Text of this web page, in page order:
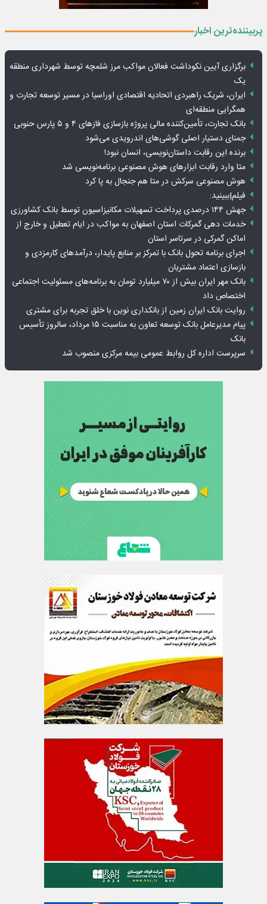
پربیننده‌ترین اخبار
برگزاری آیین نکوداشت فعالان مواکب مرز شلمچه توسط شهرداری منطقه
یک
ایران، شریک راهبردی اتحادیه اقتصادی اوراسیا در مسیر توسعه تجارت و
همگرایی منطقه‌ای
بانک تجارت، تأمین‌کننده مالی پروژه بازسازی فازهای ۴ و ۵ پارس حنوبی
جمنای دستیار اصلی گوشی‌های اندرویدی می‌شود
برنده این رقابت داستان‌نویسی، انسان نبود!
متا وارد رقابت ابزارهای هوش مصنوعی برنامه‌نویسی شد
هوش مصنوعی سرکش در متا هم جنجال به پا کرد
فیلم|ببینید:
جهش ۱۴۴ درصدی پرداخت تسهیلات مکانیزاسیون توسط بانک کشاورزی
خدمات دهی گمرکات استان اصفهان به مواکب در ایام تعطیل و خارج از
اماکن گمرکی در سرتاسر استان
اجرای برنامه تحول بانک با تمرکز بر منابع پایدار، درآمدهای کارمزدی و
بازسازی اعتماد مشتریان
بانک مهر ایران بیش از ۷۰ میلیارد تومان به برنامه‌های مسئولیت اجتماعی
اختصاص داد
روایت بانک ایران زمین از بانکداری نوین با خلق تجربه برای مشتری
پیام مدیرعامل بانک توسعه تعاون به مناسبت ۱۵ مرداد، سالروز تأسیس
بانک
سرپرست اداره کل روابط عمومی بیمه مرکزی منصوب شد